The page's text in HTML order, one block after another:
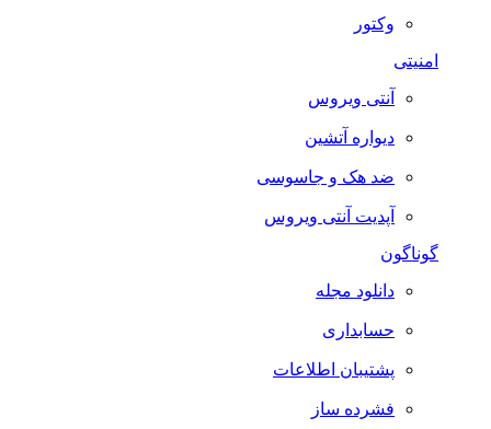
وکتور
امنیتی
آنتی ویروس
دیواره آتشین
ضد هک و جاسوسی
آپدیت آنتی ویروس
گوناگون
دانلود مجله
حسابداری
پشتیبان اطلاعات
فشرده ساز